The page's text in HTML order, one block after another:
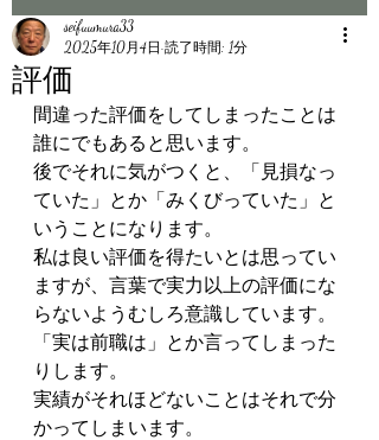
評価
seifuumura33
2025年10月4日 読了時間: 1分
間違った評価をしてしまったことは
誰にでもあると思います。
後でそれに気がつくと、「見損なっ
ていた」とか「みくびっていた」と
いうことになります。
私は良い評価を得たいとは思ってい
ますが、言葉で実力以上の評価にな
らないようむしろ意識しています。
「実は前職は」とか言ってしまった
りします。
実績がそれほどないことはそれで分
かってしまいます。